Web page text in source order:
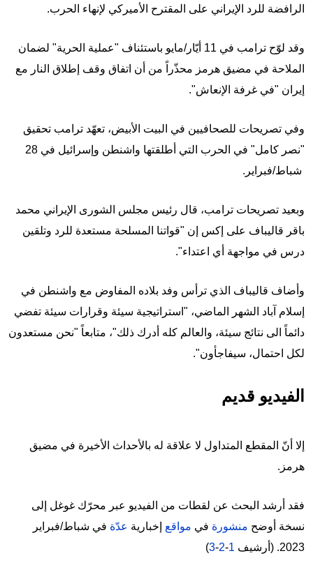
الرافضة للرد الإيراني على المقترح الأميركي لإنهاء الحرب.
وقد لوّح ترامب في 11 أيّار/مايو باستئناف "عملية الحرية" لضمان
الملاحة في مضيق هرمز محذّراً من أن اتفاق وقف إطلاق النار مع
إيران "في غرفة الإنعاش".
وفي تصريحات للصحافيين في البيت الأبيض، تعهّد ترامب تحقيق
"نصر كامل" في الحرب التي أطلقتها واشنطن وإسرائيل في 28
شباط/فبراير.
وبعيد تصريحات ترامب، قال رئيس مجلس الشورى الإيراني محمد
باقر قاليباف على إكس إن "قواتنا المسلحة مستعدة للرد وتلقين
درس في مواجهة أي اعتداء".
وأضاف قاليباف الذي ترأس وفد بلاده المفاوض مع واشنطن في
إسلام آباد الشهر الماضي، "استراتيجية سيئة وقرارات سيئة تفضي
دائماً الى نتائج سيئة، والعالم كله أدرك ذلك"، متابعاً "نحن مستعدون
لكل احتمال، سيفاجأون".
الفيديو قديم
إلا أنّ المقطع المتداول لا علاقة له بالأحداث الأخيرة في مضيق
هرمز.
فقد أرشد البحث عن لقطات من الفيديو عبر محرّك غوغل إلى
نسخة أوضح منشورة في مواقع إخبارية عدّة في شباط/فبراير
2023. (أرشيف
1
-
2
-
3
)